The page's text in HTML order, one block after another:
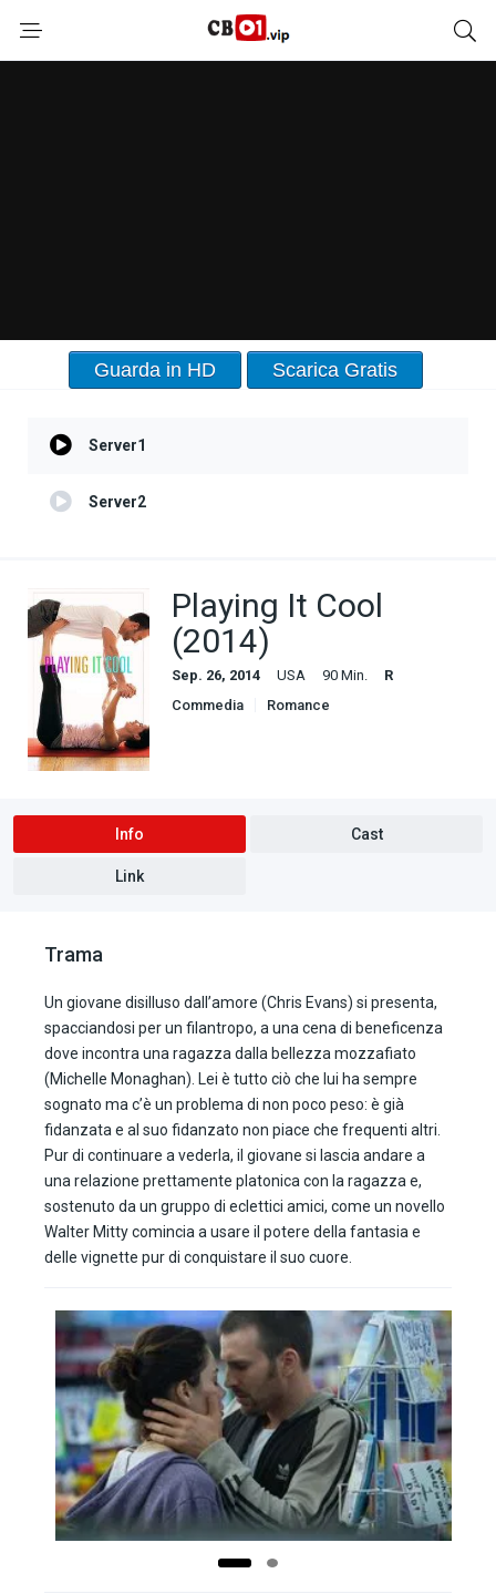
Guarda in HD Scarica Gratis
Server1
Server2
Playing It Cool
(2014)
Sep. 26, 2014 USA 90 Min.
R
Commedia
Romance
Info Cast
Link
Trama
Un giovane disilluso dall’amore (Chris Evans) si presenta,
spacciandosi per un filantropo, a una cena di beneficenza
dove incontra una ragazza dalla bellezza mozzafiato
(Michelle Monaghan). Lei è tutto ciò che lui ha sempre
sognato ma c’è un problema di non poco peso: è già
fidanzata e al suo fidanzato non piace che frequenti altri.
Pur di continuare a vederla, il giovane si lascia andare a
una relazione prettamente platonica con la ragazza e,
sostenuto da un gruppo di eclettici amici, come un novello
Walter Mitty comincia a usare il potere della fantasia e
delle vignette pur di conquistare il suo cuore.